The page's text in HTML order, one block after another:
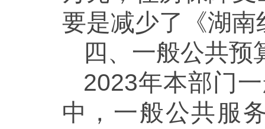
要是减少了《湖
四、一般公共预
2023年本部门
中，一般公共服